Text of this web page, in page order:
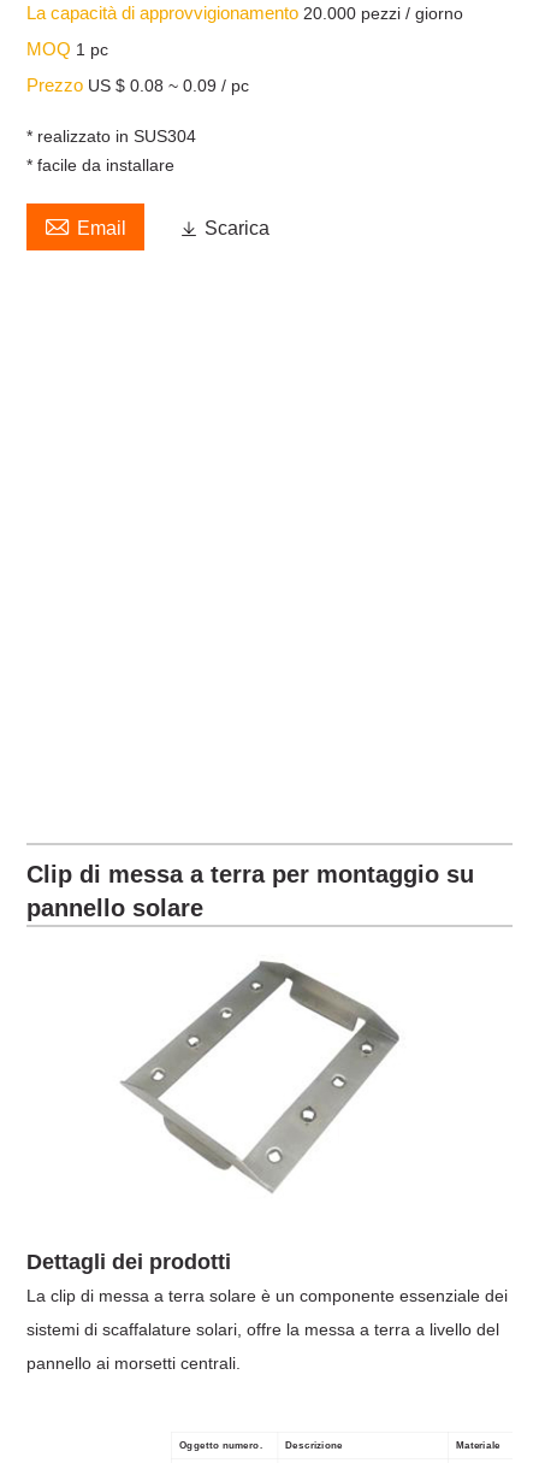
La capacità di approvvigionamento 20.000 pezzi / giorno
MOQ 1 pc
Prezzo US $ 0.08 ~ 0.09 / pc
* realizzato in SUS304
* facile da installare
 Email  Scarica
Clip di messa a terra per montaggio su
pannello solare
Dettagli dei prodotti
La clip di messa a terra solare è un componente essenziale dei
sistemi di scaffalature solari, offre la messa a terra a livello del
pannello ai morsetti centrali.
Oggetto numero. Descrizione Materiale